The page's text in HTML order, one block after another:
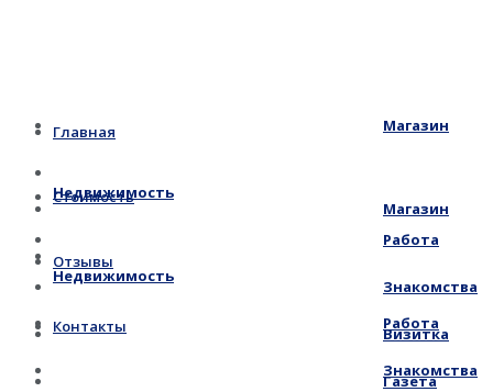
Главная
Стоимость
Отзывы
Контакты
Магазин
Недвижимость
Работа
Знакомства
Визитка
Газета
Магазин
Недвижимость
Работа
Знакомства